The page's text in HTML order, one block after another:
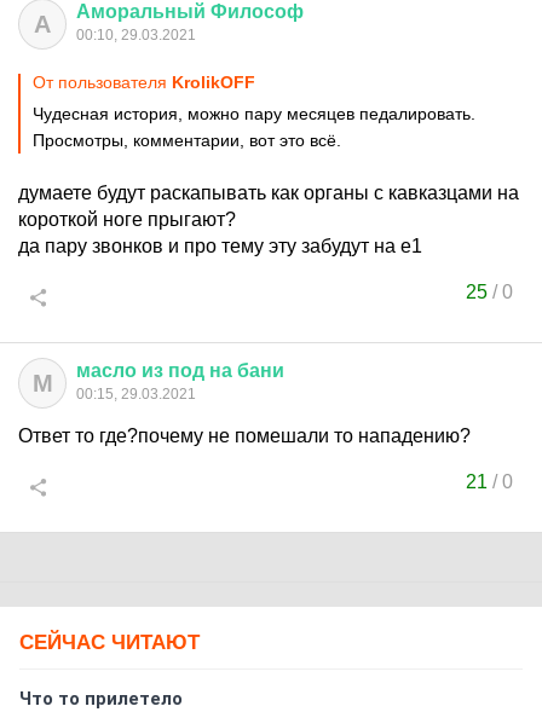
А Аморальный Философ
00:10, 29.03.2021
От пользователя KrolikOFF
Чудесная история, можно пару месяцев педалировать.
Просмотры, комментарии, вот это всё.
думаете будут раскапывать как органы с кавказцами на
короткой ноге прыгают?
да пару звонков и про тему эту забудут на е1
25 /0
М масло из под на бани
00:15, 29.03.2021
Ответ то где?почему не помешали то нападению?
21 /0
СЕЙЧАС ЧИТАЮТ
Что то прилетело